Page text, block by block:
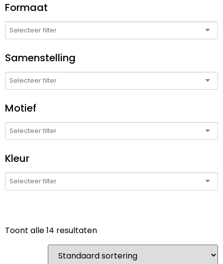
Formaat
Samenstelling
Motief
Kleur
Toont alle 14 resultaten